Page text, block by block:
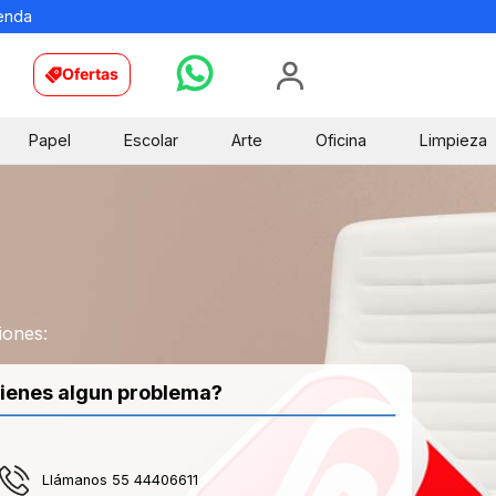
Ofertas
Papel Escolar Arte Oficina Limpieza
algun problema?
Llámanos 55 44406611